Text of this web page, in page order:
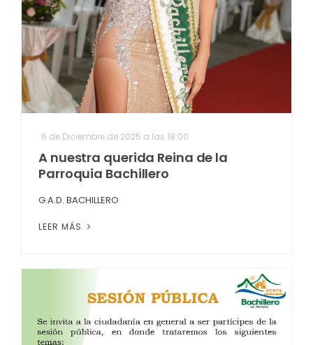
6 de Diciembre de 2025 a las 18:00
A nuestra querida Reina de la
Parroquia Bachillero
G.A.D. BACHILLERO
LEER MÁS